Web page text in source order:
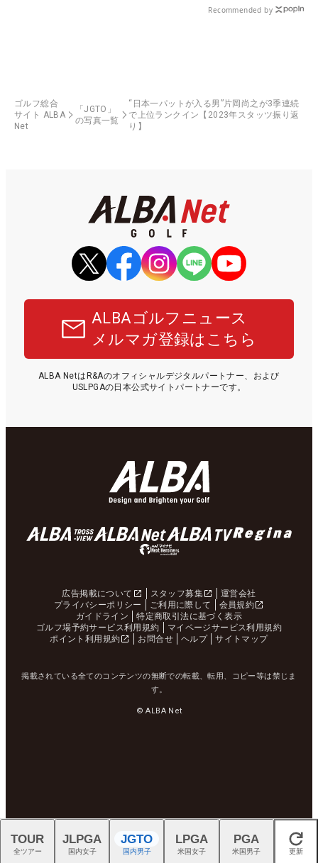
Recommended by
ゴルフ総合
サイト ALBA
Net
「JGTO」
の写真一覧
“日本一パットが入る男”片岡尚之が3季連続
で上位ランクイン【2023年スタッツ振り返
り】
ALBAゴルフニュース
メルマガ登録はこちら
ALBA NetはR&Aのオフィシャルデジタルパートナー、および
USLPGAの日本公式サイトパートナーです。
広告掲載について スタッフ募集
運営会社
プライバシーポリシー
ご利用に際して
会員規約
ガイドライン
特定商取引法に基づく表示
ゴルフ場予約サービス利用規約
マイページサービス利用規約
ポイント利用規約
お問合せ ヘルプ サイトマップ
掲載されている全てのコンテンツの無断での転載、転用、コピー等は禁じま
す。
© ALBA Net
閉じる
TOUR
全ツアー
JLPGA
国内女子
JGTO
国内男子
LPGA
米国女子
PGA
米国男子 更新